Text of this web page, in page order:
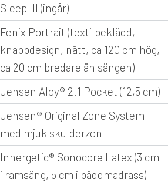
Sleep III (ingår)
Fenix Portrait (textilbeklädd,
knappdesign, nätt, ca 120 cm hög,
ca 20 cm bredare än sängen)
Jensen Aloy® 2.1 Pocket (12,5 cm)
Jensen® Original Zone System
med mjuk skulderzon
Innergetic® Sonocore Latex (3 cm
i ramsäng, 5 cm i bäddmadrass)